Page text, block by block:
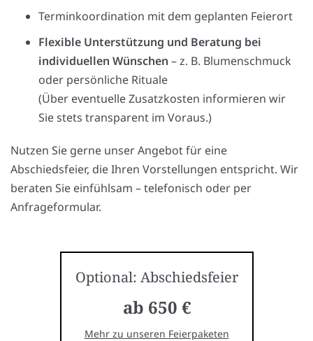
Terminkoordination mit dem geplanten Feierort
Flexible Unterstützung und Beratung bei
individuellen Wünschen – z. B. Blumenschmuck
oder persönliche Rituale
(Über eventuelle Zusatzkosten informieren wir
Sie stets transparent im Voraus.)
Nutzen Sie gerne unser Angebot für eine
Abschiedsfeier, die Ihren Vorstellungen entspricht. Wir
beraten Sie einfühlsam – telefonisch oder per
Anfrageformular.
Optional: Abschiedsfeier
ab 650 €
Mehr zu unseren Feierpaketen